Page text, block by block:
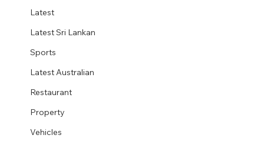
Latest
Latest Sri Lankan
Sports
Latest Australian
Restaurant
Property
Vehicles